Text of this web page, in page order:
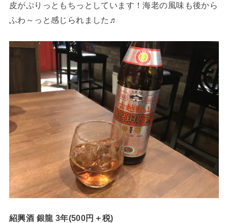
皮がぷりっともちっとしています！海老の風味も後から
ふわ～っと感じられました♬
紹興酒 銀龍 3年(500円＋税)